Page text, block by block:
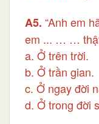
A5. “Anh em
em ... … … thật
a. Ở trên trời.
b. Ở trần gian.
c. Ở ngay đời
d. Ở trong đời